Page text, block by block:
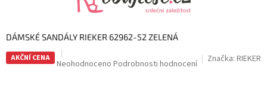
DÁMSKÉ SANDÁLY RIEKER 62962-52 ZELENÁ
AKČNÍ CENA
Průměrné
Neohodnoceno Podrobnosti hodnocení Značka: RIEKER